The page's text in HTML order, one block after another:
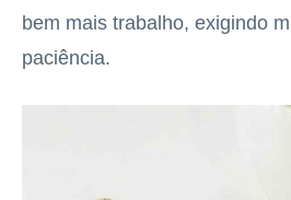
bem mais trabalho, exigindo
paciência.